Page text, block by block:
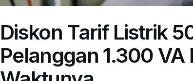
Diskon Tarif Listrik
Pelanggan 1.300